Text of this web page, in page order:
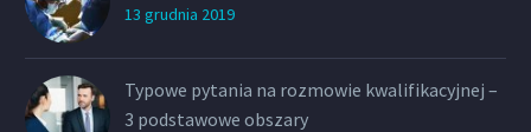
13 grudnia 2019
Typowe pytania na rozmowie kwalifikacyjnej –
3 podstawowe obszary